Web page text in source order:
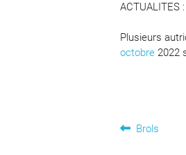
ACTUALITES :
Plusieurs
octobre 2022
Article
Brols